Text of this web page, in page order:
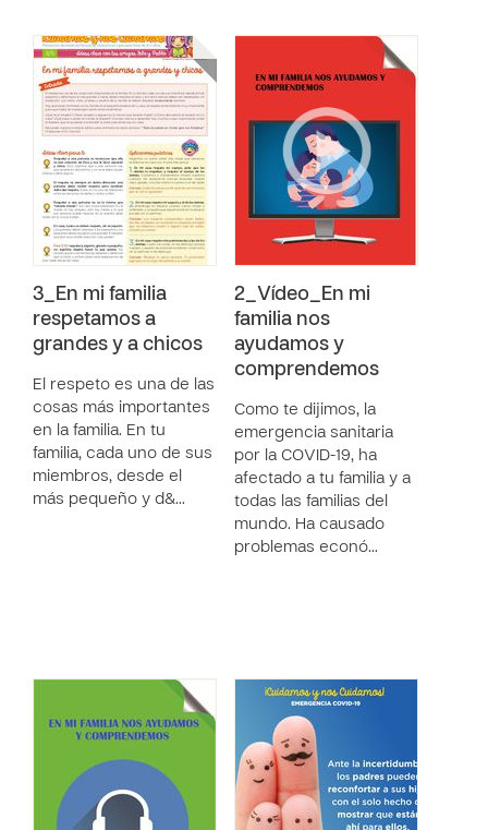
3_En mi familia
respetamos a
grandes y a chicos
El respeto es una de las
cosas más importantes
en la familia. En tu
familia, cada uno de sus
miembros, desde el
más pequeño y d&…
2_Vídeo_En mi
familia nos
ayudamos y
comprendemos
Como te dijimos, la
emergencia sanitaria
por la COVID-19, ha
afectado a tu familia y a
todas las familias del
mundo. Ha causado
problemas econó…